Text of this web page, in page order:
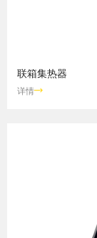
联箱集热器
详情